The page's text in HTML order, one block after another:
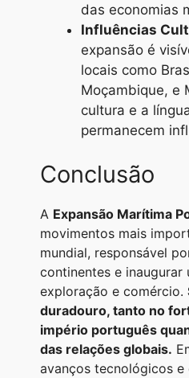
das economias
Influências
expansão é
locais como
Moçambique, e
cultura e a
permanecem
Conclusão
A Expansão Marítima
movimentos mais
mundial, responsável
continentes e inaugurar
exploração e comércio.
duradouro, tanto no
império português
das relações globais.
avanços tecnológicos e